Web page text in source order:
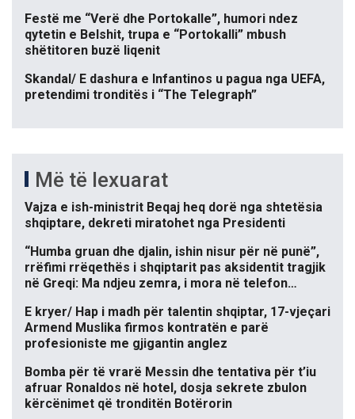
Festë me “Verë dhe Portokalle”, humori ndez
qytetin e Belshit, trupa e “Portokalli” mbush
shëtitoren buzë liqenit
Skandal/ E dashura e Infantinos u pagua nga UEFA,
pretendimi tronditës i “The Telegraph”
Më të lexuarat
Vajza e ish-ministrit Beqaj heq dorë nga shtetësia
shqiptare, dekreti miratohet nga Presidenti
“Humba gruan dhe djalin, ishin nisur për në punë”,
rrëfimi rrëqethës i shqiptarit pas aksidentit tragjik
në Greqi: Ma ndjeu zemra, i mora në telefon…
E kryer/ Hap i madh për talentin shqiptar, 17-vjeçari
Armend Muslika firmos kontratën e parë
profesioniste me gjigantin anglez
Bomba për të vrarë Messin dhe tentativa për t’iu
afruar Ronaldos në hotel, dosja sekrete zbulon
kërcënimet që tronditën Botërorin